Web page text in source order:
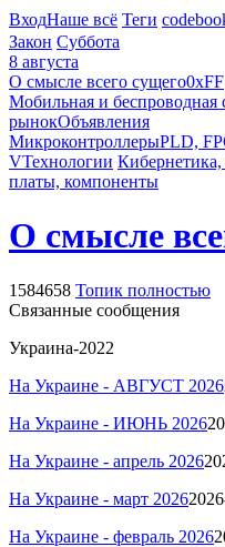
ВходНаше всё Теги
Закон Суббота
8 августа
О смысле всего сущего0xFF
Мобильная и беспроводная
рынокОбъявления
МикроконтроллерыPLD,
VТехнологии
платы, компоненты
О смысле
1584658 Топик полностью
Связанные сообщения
Украина-2022
На Украине - АВГУСТ 2026
На Украине - ИЮНЬ 2026
На Украине - апрель 2026
На Украине - март 2026
На Украине - февраль 2026